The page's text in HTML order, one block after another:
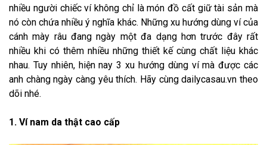
nhiều người chiếc ví không chỉ là món đồ cất giữ tài sản mà
nó còn chứa nhiều ý nghĩa khác. Những xu hướng dùng ví của
cánh mày râu đang ngày một đa dạng hơn trước đây rất
nhiều khi có thêm nhiều những thiết kế cùng chất liệu khác
nhau. Tuy nhiên, hiện nay 3 xu hướng dùng ví mà được các
anh chàng ngày càng yêu thích. Hãy cùng dailycasau.vn theo
dõi nhé.
1. Ví nam da thật cao cấp